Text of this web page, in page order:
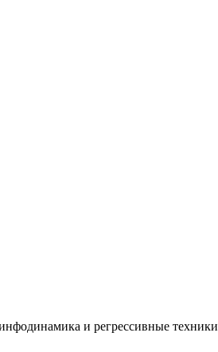
и регрессивные техники